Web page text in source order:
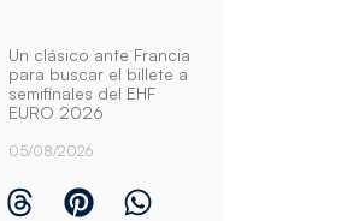
Un clásico ante Francia
para buscar el billete a
semifinales del EHF
EURO 2026
05/08/2026